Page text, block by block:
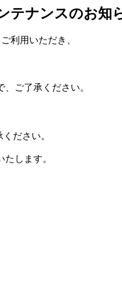
テナンスのお知
利用いただき、
ご了承ください。
ださい。
します。